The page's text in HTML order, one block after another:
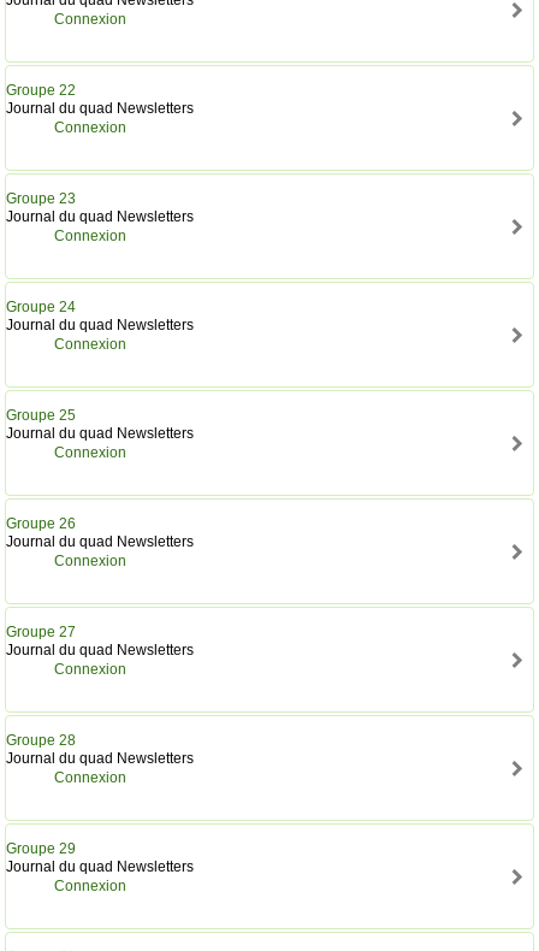
Connexion
Groupe 22
Journal du quad Newsletters
Connexion
Groupe 23
Journal du quad Newsletters
Connexion
Groupe 24
Journal du quad Newsletters
Connexion
Groupe 25
Journal du quad Newsletters
Connexion
Groupe 26
Journal du quad Newsletters
Connexion
Groupe 27
Journal du quad Newsletters
Connexion
Groupe 28
Journal du quad Newsletters
Connexion
Groupe 29
Journal du quad Newsletters
Connexion